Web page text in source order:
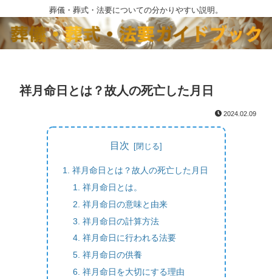
葬儀・葬式・法要についての分かりやすい説明。
祥月命日とは？故人の死亡した月日
2024.02.09
目次
祥月命日とは？故人の死亡した月日
祥月命日とは。
祥月命日の意味と由来
祥月命日の計算方法
祥月命日に行われる法要
祥月命日の供養
祥月命日を大切にする理由